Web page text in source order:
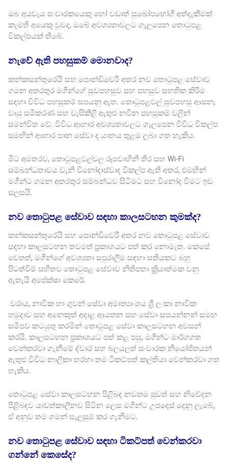
ඔබ අයවැය සංචාරකයෙකු හෝ වඩාත් සුඛෝපභෝගී අත්දැකීමක්
කැමති අයෙකු වුවද, ඔබේ අවශ්‍යතාවලට ගැලපෙන තොටුපළ
විකල්පයක් තිබේ.
නැවේ ඇති පහසුකම් මොනවාද?
කන්කසන්තුරෙයි සහ පොන්ඩිචෙරි අතර නව තොටුපළ සේවාව
ගමන අතරතුර මගීන්ගේ සුවපහසුව සහ පහසුව සහතික කිරීම
සඳහා විවිධ පහසුකම් සපයනු ඇත. තොටුපළවල් සුවපහසු ආසන,
වායු සමීකරණ සහ වැසිකිළි ඇතුළු නවීන පහසුකම් වලින්
සමන්විත වේ. විවිධ ආහාර අවශ්‍යතාවලට ගැලපෙන විවිධ විකල්ප
සමඟින් ආහාර පාන සේවා ද යානය තුළම ලබා ගත හැකිය.
මීට අමතරව, තොටුපළවල්වල රූපවාහිනී තිර සහ Wi-Fi
සම්බන්ධතාවය වැනි විනෝදාස්වාද විකල්ප ඇති අතර, එමඟින්
මගීන්ට ගමන අතරතුර සම්බන්ධව සිටීමට සහ විනෝද වීමට ඉඩ
සලසයි.
නව තොටුපළ සේවාව සඳහා කාලසටහන කුමක්ද?
කන්කසන්තුරෙයි සහ පොන්ඩිචෙරි අතර නව තොටුපළ සේවාව
සඳහා කාලසටහන තවමත් ප්‍රකාශයට පත් කර නොමැත. කෙසේ
වෙතත්, මගීන්ගේ අවශ්‍යතා සපුරාලීම සඳහා සතියකට බහු
පිටත්වීම් සහිතව තොටුපළ සේවාව නිතිපතා ක්‍රියාත්මක වනු
ඇතැයි අපේක්ෂා කෙරේ.
වරාය, නාවික හා ගුවන් සේවා අමාත්‍යාංශය ශ්‍රී ලංකා නාවික
හමුදාව සහ අනෙකුත් අදාළ ආයතන සහ සේවා සපයන්නන් සමඟ
සමීපව කටයුතු කරමින් තොටුපළ සේවා කාලසටහන අවසන්
කරයි. කාලසටහන ප්‍රකාශයට පත් කළ පසු, මගීන්ට මාර්ගගත
වෙන්කරවා ගැනීමේ ද්වාර සහ බලයලත් සංචාරක නියෝජිතයන්
ඇතුළු විවිධ නාලිකා හරහා තම ටිකට්පත් කල්තියා වෙන්කරවා ගත
හැකිය.
තොටුපළ සේවා කාලසටහන පිළිබඳ නවතම පුවත් සහ නිවේදන
පිළිබඳව යාවත්කාලීනව සිටින ලෙස මගීන්ට උපදෙස් දෙනු ලැබේ,
ඒ අනුව තම ගමන් සැලසුම් කර ගැනීමට.
නව තොටුපළ සේවාව සඳහා ටිකට්පත් වෙන්කරවා
ගන්නේ කෙසේද?